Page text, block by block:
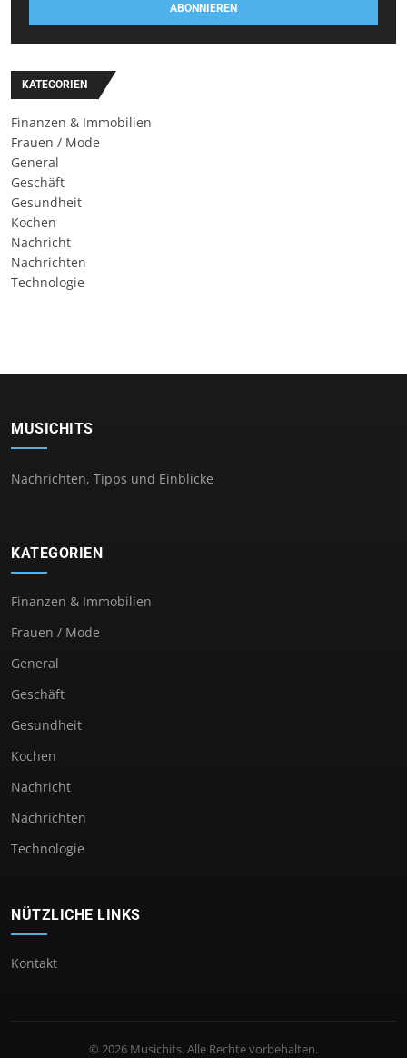
ABONNIEREN
KATEGORIEN
Finanzen & Immobilien
Frauen / Mode
General
Geschäft
Gesundheit
Kochen
Nachricht
Nachrichten
Technologie
MUSICHITS
Nachrichten, Tipps und Einblicke
KATEGORIEN
Finanzen & Immobilien
Frauen / Mode
General
Geschäft
Gesundheit
Kochen
Nachricht
Nachrichten
Technologie
NÜTZLICHE LINKS
Kontakt
© 2026 Musichits. Alle Rechte vorbehalten.